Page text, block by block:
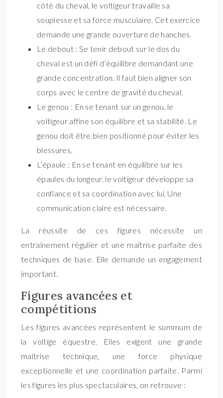
côté du cheval, le voltigeur travaille sa
souplesse et sa force musculaire. Cet exercice
demande une grande ouverture de hanches.
Le debout : Se tenir debout sur le dos du
cheval est un défi d’équilibre demandant une
grande concentration. Il faut bien aligner son
corps avec le centre de gravité du cheval.
Le genou : En se tenant sur un genou, le
voltigeur affine son équilibre et sa stabilité. Le
genou doit être bien positionné pour éviter les
blessures.
L’épaule : En se tenant en équilibre sur les
épaules du longeur, le voltigeur développe sa
confiance et sa coordination avec lui. Une
communication claire est nécessaire.
La réussite de ces figures nécessite un
entraînement régulier et une maîtrise parfaite des
techniques de base. Elle demande un engagement
important.
Figures avancées et
compétitions
Les figures avancées représentent le summum de
la voltige équestre. Elles exigent une grande
maîtrise technique, une force physique
exceptionnelle et une coordination parfaite. Parmi
les figures les plus spectaculaires, on retrouve :